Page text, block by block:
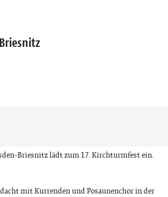
Briesnitz lädt zum 17. Kirchturmfest ein.
mit Kurrenden und Posaunenchor in der